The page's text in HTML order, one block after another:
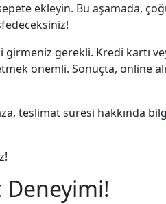
ekleyin. Bu aşamada,
gerekli. Kredi kartı
önemli. Sonuçta, online
teslimat süresi hakkında
Deneyimi!